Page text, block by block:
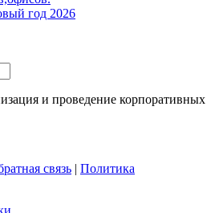
год 2026
и проведение корпоративных
связь | Политика